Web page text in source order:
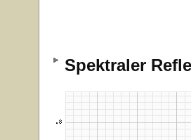
Spektraler